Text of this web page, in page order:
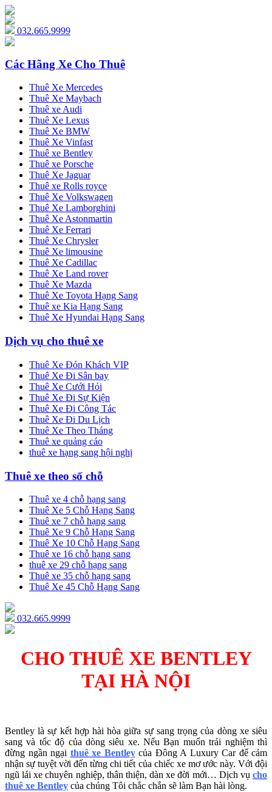
032.665.9999
Các Hãng Xe Cho Thuê
Thuê Xe Mercedes
Thuê Xe Maybach
Thuê xe Audi
Thuê Xe Lexus
Thuê Xe BMW
Thuê Xe Vinfast
Thuê xe Bentley
Thuê xe Porsche
Thuê Xe Jaguar
Thuê xe Rolls royce
Thuê Xe Volkswagen
Thuê Xe Lamborghini
Thuê Xe Astonmartin
Thuê Xe Ferrari
Thuê Xe Chrysler
Thuê Xe limousine
Thuê Xe Cadillac
Thuê Xe Land rover
Thuê Xe Mazda
Thuê Xe Toyota Hạng Sang
Thuê xe Kia Hạng Sang
Thuê Xe Hyundai Hạng Sang
Dịch vụ cho thuê xe
Thuê Xe Đón Khách VIP
Thuê Xe Đi Sân bay
Thuê Xe Cưới Hỏi
Thuê Xe Đi Sự Kiện
Thuê Xe Đi Công Tác
Thuê Xe Đi Du Lịch
Thuê Xe Theo Tháng
Thuê xe quảng cáo
thuê xe hạng sang hội nghị
Thuê xe theo số chỗ
Thuê xe 4 chỗ hạng sang
Thuê Xe 5 Chỗ Hạng Sang
Thuê xe 7 chỗ hạng sang
Thuê Xe 9 Chỗ Hạng Sang
Thuê Xe 10 Chỗ Hạng Sang
Thuê xe 16 chỗ hạng sang
thuê xe 29 chỗ hạng sang
Thuê xe 35 chỗ hạng sang
Thuê Xe 45 Chỗ Hạng Sang
032.665.9999
CHO THUÊ XE BENTLEY
TẠI HÀ NỘI
Bentley là sự kết hợp hài hòa giữa sự sang trọng của dòng xe siêu
sang và tốc độ của dòng siêu xe. Nếu Bạn muốn trải nghiệm thì
đừng ngần ngại thuê xe Bentleycủa Đông A Luxury Car để cảm
nhận sự tuyệt vời đến từng chi tiết của chiếc xe mơ ước này. Với đội
ngũ lái xe chuyên nghiệp, thân thiện, dàn xe đời mới… Dịch vụ cho
thuê xe Bentley của chúng Tôi chắc chắn sẽ làm Bạn hài lòng.